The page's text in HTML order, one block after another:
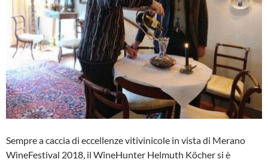
Sempre a caccia di eccellenze vitivinicole in vista di Merano
WineFestival 2018, il WineHunter Helmuth Köcher si è